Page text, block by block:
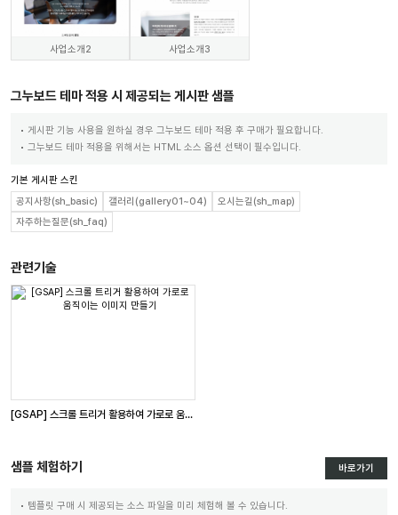
사업소개2 사업소개3
그누보드 테마 적용 시 제공되는 게시판 샘플
게시판 기능 사용을 원하실 경우 그누보드 테마 적용 후 구매가 필요합니다.
그누보드 테마 적용을 위해서는 HTML 소스 옵션 선택이 필수입니다.
기본 게시판 스킨
공지사항(sh_basic)
갤러리(gallery01~04)
오시는길(sh_map)
자주하는질문(sh_faq)
관련기술
[GSAP] 스크롤 트리거 활용하여 가로로 움직이는 이미지 만들기
샘플 체험하기 바로가기
템플릿 구매 시 제공되는 소스 파일을 미리 체험해 볼 수 있습니다.